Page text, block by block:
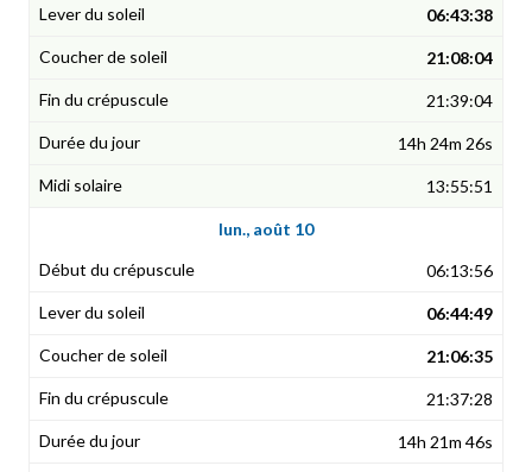
06:43:38
21:08:04
21:39:04
14h 24m 26s
13:55:51
lun., août 10
06:13:56
06:44:49
21:06:35
21:37:28
14h 21m 46s